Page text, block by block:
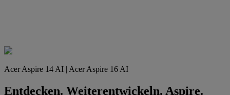
Acer Aspire 14 AI | Acer Aspire 16 AI
Entdecken. Weiterentwickeln. Aspire.